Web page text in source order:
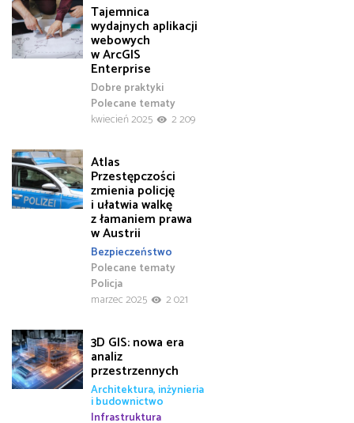
Tajemnica
wydajnych aplikacji
webowych
w ArcGIS
Enterprise
Dobre praktyki
Polecane tematy
kwiecień 2025
2 209
Atlas
Przestępczości
zmienia policję
i ułatwia walkę
z łamaniem prawa
w Austrii
Bezpieczeństwo
Polecane tematy
Policja
marzec 2025
2 021
3D GIS: nowa era
analiz
przestrzennych
Architektura, inżynieria
i budownictwo
Infrastruktura